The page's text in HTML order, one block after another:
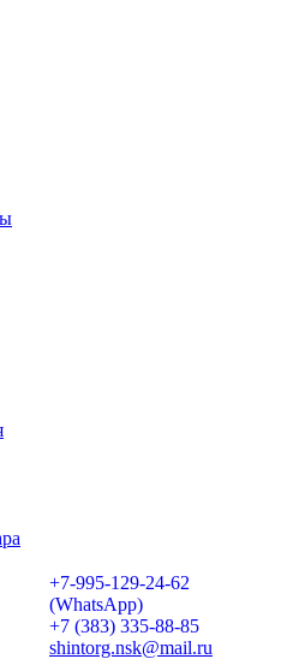
+7-995-129-24-62
(WhatsApp)
+7 (383) 335-88-85
shintorg.nsk@mail.ru